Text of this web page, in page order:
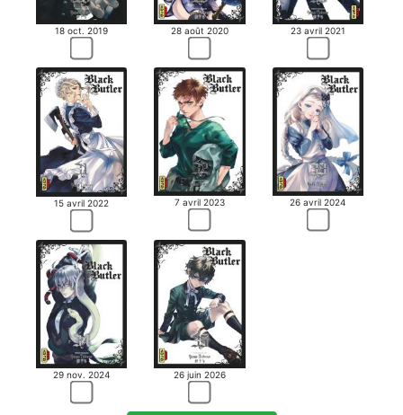
18 oct. 2019 28 août 2020 23 avril 2021
15 avril 2022 7 avril 2023 26 avril 2024
29 nov. 2024 26 juin 2026